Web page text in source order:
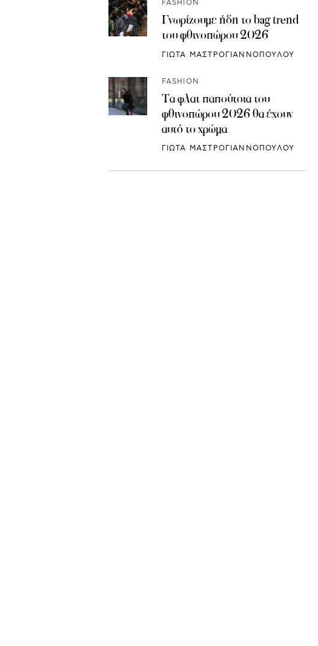
FASHION
Γνωρίζουμε ήδη το bag trend
του φθινοπώρου 2026
ΓΙΩΤΑ ΜΑΣΤΡΟΓΙΑΝΝΟΠΟΥΛΟΥ
FASHION
Τα φλατ παπούτσια του
φθινοπώρου 2026 θα έχουν
αυτό το χρώμα
ΓΙΩΤΑ ΜΑΣΤΡΟΓΙΑΝΝΟΠΟΥΛΟΥ